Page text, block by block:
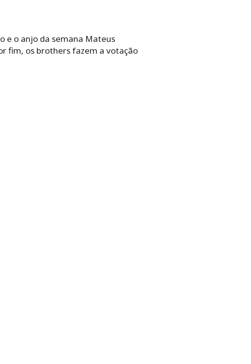
e o anjo da semana Mateus
fim, os brothers fazem a votação